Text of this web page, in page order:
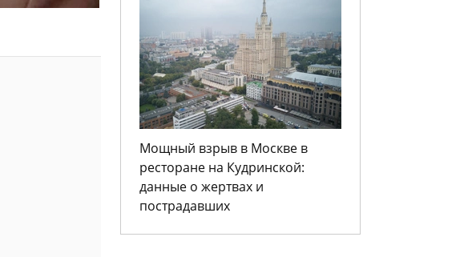
Мощный взрыв в Москве в
ресторане на Кудринской:
данные о жертвах и
пострадавших